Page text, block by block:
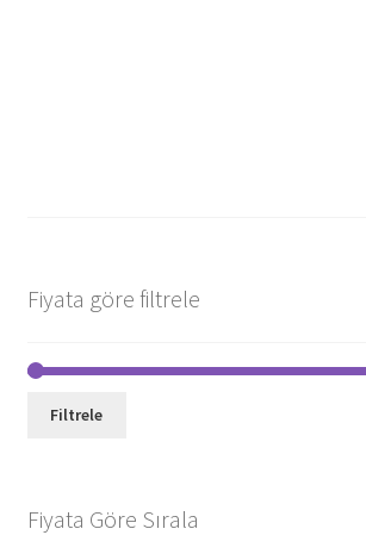
Fiyata göre filtrele
Filtrele
Fiyata Göre Sırala